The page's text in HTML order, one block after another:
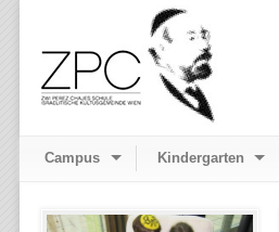
Campus Kindergarten